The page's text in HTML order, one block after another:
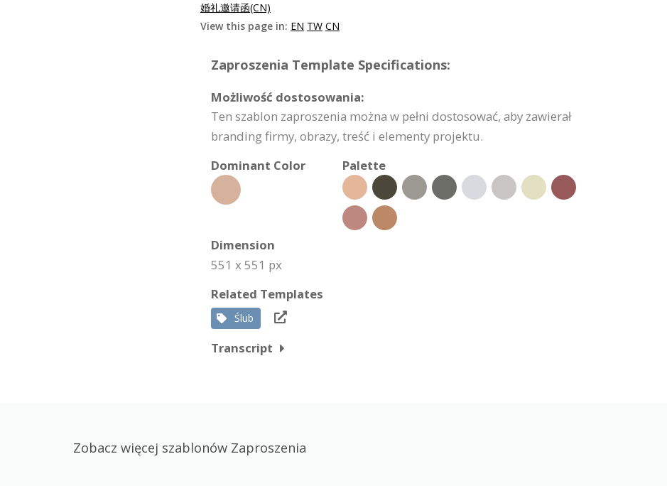
婚礼邀请函(CN)
View this page in: EN TW CN
Zaproszenia Template Specifications:
Możliwość dostosowania:
Ten szablon zaproszenia można w pełni dostosować, aby zawierał
branding firmy, obrazy, treść i elementy projektu.
Dominant Color
Palette
Dimension
551 x 551 px
Related Templates
Ślub
Transcript
Zobacz więcej szablonów Zaproszenia